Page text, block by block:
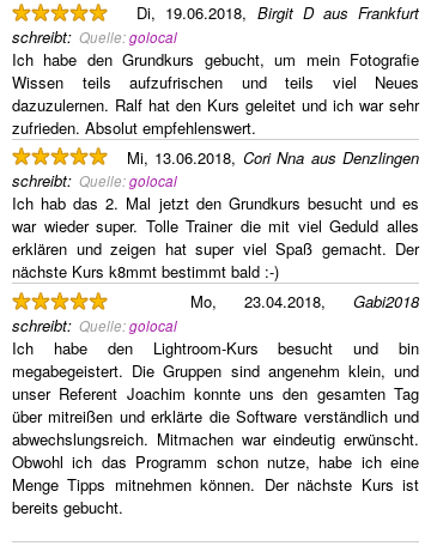
Di, 19.06.2018, Birgit D aus Frankfurt
schreibt: Quelle:golocal
Ich habe den Grundkurs gebucht, um mein Fotografie
Wissen teils aufzufrischen und teils viel Neues
dazuzulernen. Ralf hat den Kurs geleitet und ich war sehr
zufrieden. Absolut empfehlenswert.
Mi, 13.06.2018, Cori Nna aus Denzlingen
schreibt: Quelle:golocal
Ich hab das 2. Mal jetzt den Grundkurs besucht und es
war wieder super. Tolle Trainer die mit viel Geduld alles
erklären und zeigen hat super viel Spaß gemacht. Der
nächste Kurs k8mmt bestimmt bald :-)
Mo, 23.04.2018, Gabi2018
schreibt: Quelle:golocal
Ich habe den Lightroom-Kurs besucht und bin
megabegeistert. Die Gruppen sind angenehm klein, und
unser Referent Joachim konnte uns den gesamten Tag
über mitreißen und erklärte die Software verständlich und
abwechslungsreich. Mitmachen war eindeutig erwünscht.
Obwohl ich das Programm schon nutze, habe ich eine
Menge Tipps mitnehmen können. Der nächste Kurs ist
bereits gebucht.